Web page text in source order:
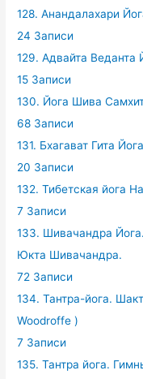
128. Анандалахари
24 Записи
129. Адвайта Веданта
15 Записи
130. Йога Шива
68 Записи
131. Бхагават Гита
20 Записи
132. Тибетская йога
7 Записи
133. Шивачандра
Юкта Шивачандра.
72 Записи
134. Тантра-йога.
Woodroffe )
7 Записи
135. Тантра йога.